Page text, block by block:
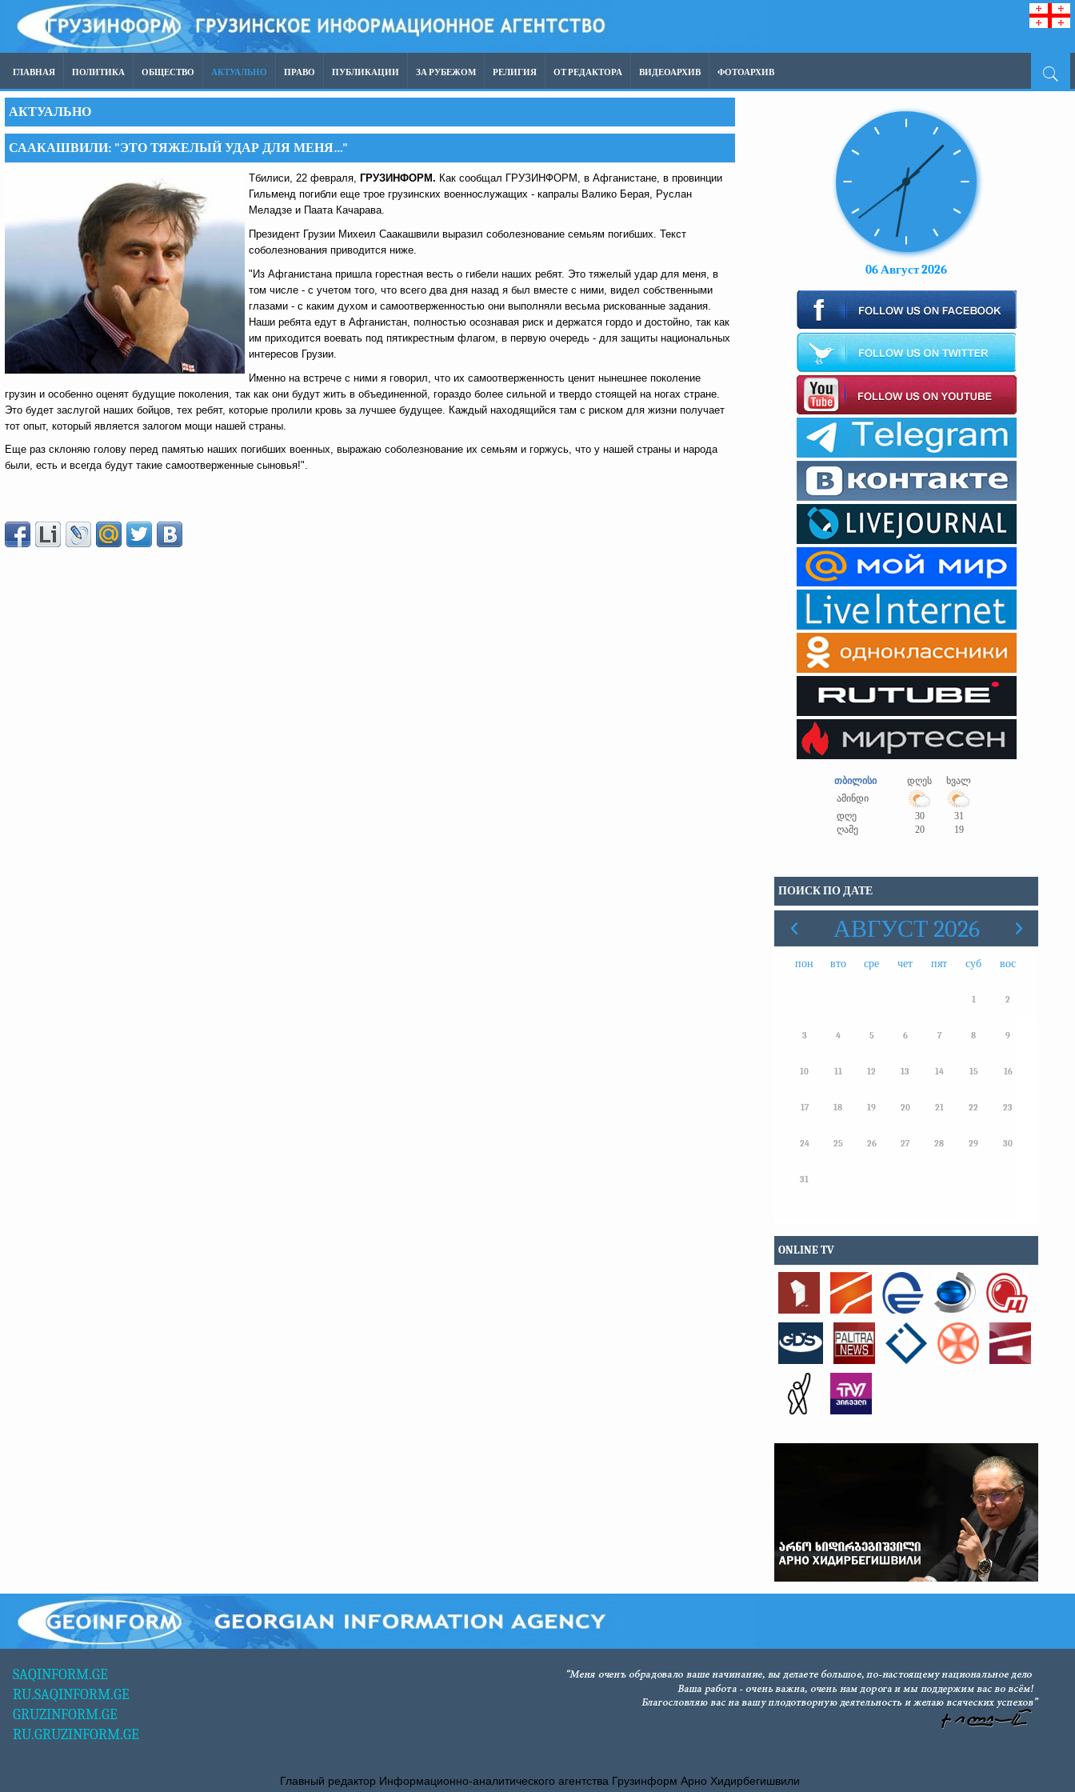
ГЛАВНАЯ ПОЛИТИКА ОБЩЕСТВО АКТУАЛЬНО ПРАВО ПУБЛИКАЦИИ ЗА РУБЕЖОМ РЕЛИГИЯ ОТ РЕДАКТОРА ВИДЕОАРХИВ ФОТОАРХИВ
АКТУАЛЬНО
СААКАШВИЛИ: "ЭТО ТЯЖЕЛЫЙ УДАР ДЛЯ МЕНЯ…"
Тбилиси, 22 февраля, ГРУЗИНФОРМ. Как сообщал ГРУЗИНФОРМ, в Афганистане, в провинции
Гильменд погибли еще трое грузинских военнослужащих - капралы Валико Берая, Руслан
Меладзе и Паата Качарава.
Президент Грузии Михеил Саакашвили выразил соболезнование семьям погибших. Текст
соболезнования приводится ниже.
"Из Афганистана пришла горестная весть о гибели наших ребят. Это тяжелый удар для меня, в
том числе - с учетом того, что всего два дня назад я был вместе с ними, видел собственными
глазами - с каким духом и самоотверженностью они выполняли весьма рискованные задания.
Наши ребята едут в Афганистан, полностью осознавая риск и держатся гордо и достойно, так как
им приходится воевать под пятикрестным флагом, в первую очередь - для защиты национальных
интересов Грузии.
Именно на встрече с ними я говорил, что их самоотверженность ценит нынешнее поколение
грузин и особенно оценят будущие поколения, так как они будут жить в объединенной, гораздо более сильной и твердо стоящей на ногах стране.
Это будет заслугой наших бойцов, тех ребят, которые пролили кровь за лучшее будущее. Каждый находящийся там с риском для жизни получает
тот опыт, который является залогом мощи нашей страны.
Еще раз склоняю голову перед памятью наших погибших военных, выражаю соболезнование их семьям и горжусь, что у нашей страны и народа
были, есть и всегда будут такие самоотверженные сыновья!".
06 Август 2026
თბილისი დღეს
ხვალ
ამინდი
დღე
30
31
ღამე
20 19
ПОИСК ПО ДАТЕ
АВГУСТ 2026
пон вто сре чет пят суб вос
1 2
3 4 5 6 7 8 9
10 11 12 13 14 15 16
17 18 19 20 21 22 23
24 25 26 27 28 29 30
31
ONLINE TV
SAQINFORM.GE
RU.SAQINFORM.GE
GRUZINFORM.GE
RU.GRUZINFORM.GE
Главный редактор Информационно-аналитического агентства Грузинформ Арно Хидирбегишвили